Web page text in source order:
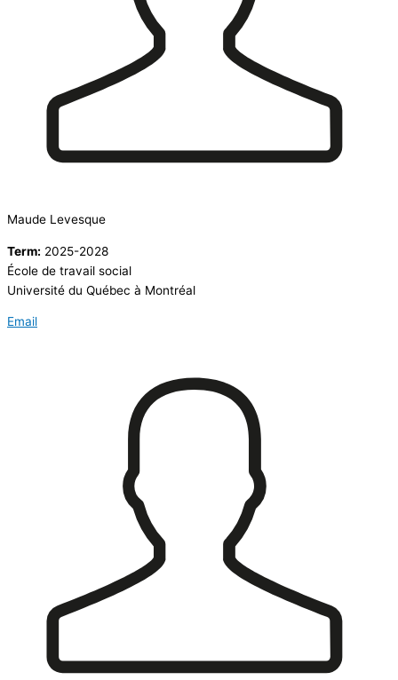
Maude Levesque
Term: 2025-2028
École de travail social
Université du Québec à Montréal
Email